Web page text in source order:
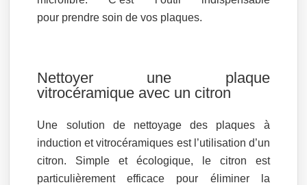
pour prendre soin de vos plaques.
Nettoyer une plaque
vitrocéramique avec un citron
Une solution de nettoyage des plaques à
induction et vitrocéramiques est l’utilisation d’un
citron. Simple et écologique, le citron est
particulièrement efficace pour éliminer la